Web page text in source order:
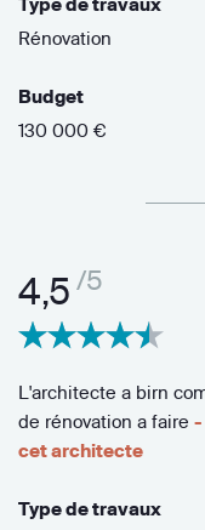
Rénovation
Budget
130 000 €
4,5 /5
L'architecte a birn
de rénovation a faire -
cet architecte
Type de travaux